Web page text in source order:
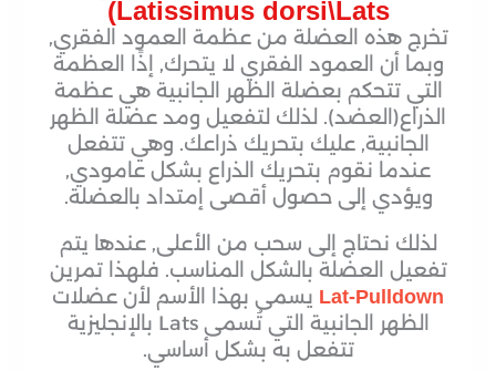
Latissimus dorsi\Lats)
تخرج هذه العضلة من عظمة العمود الفقري,
وبما أن العمود الفقري لا يتحرك, إذًا العظمة
التي تتحكم بعضلة الظهر الجانبية هي عظمة
الذراع(العضد). لذلك لتفعيل ومد عضلة الظهر
الجانبية, عليك بتحريك ذراعك. وهي تتفعل
عندما نقوم بتحريك الذراع بشكل عامودي,
ويؤدي إلى حصول أقصى إمتداد بالعضلة.
لذلك نحتاج إلى سحب من الأعلى, عندها يتم
تفعيل العضلة بالشكل المناسب. فلهذا تمرين
Lat-Pulldown يسمى بهذا الأسم لأن عضلات
الظهر الجانبية التي تُسمى Lats بالإنجليزية
تتفعل به بشكل أساسي.